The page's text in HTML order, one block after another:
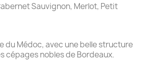
Sauvignon, Merlot, Petit
du Médoc, avec une belle structure
cépages nobles de Bordeaux.